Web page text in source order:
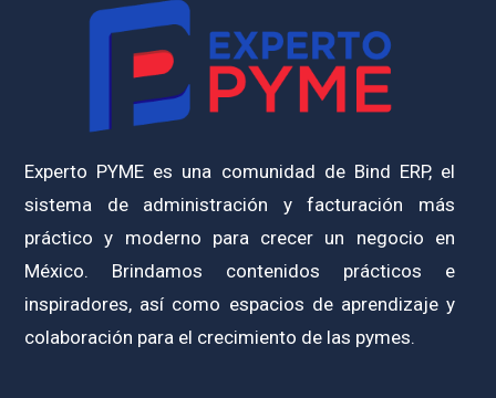
Experto PYME es una comunidad de Bind ERP, el
sistema de administración y facturación más
práctico y moderno para crecer un negocio en
México. Brindamos contenidos prácticos e
inspiradores, así como espacios de aprendizaje y
colaboración para el crecimiento de las pymes.